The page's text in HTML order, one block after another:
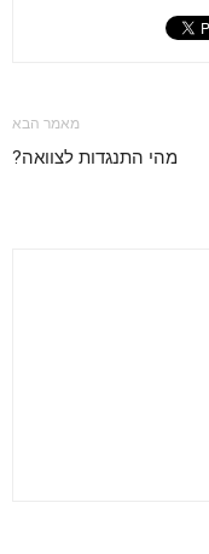
מאמר הבא
מהי התנגדות לצוואה?